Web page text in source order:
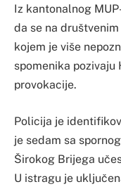
Iz kantonalnog
da se na
kojem je više
spomenika pozivaju
provokacije.
Policija je
je sedam sa
Širokog Brijega
U istragu je